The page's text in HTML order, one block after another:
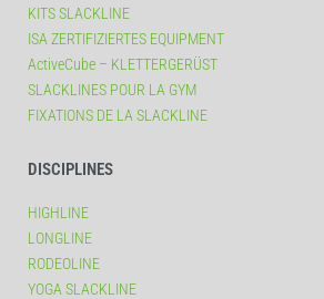
KITS SLACKLINE
ISA ZERTIFIZIERTES EQUIPMENT
ActiveCube – KLETTERGERÜST
SLACKLINES POUR LA GYM
FIXATIONS DE LA SLACKLINE
DISCIPLINES
HIGHLINE
LONGLINE
RODEOLINE
YOGA SLACKLINE